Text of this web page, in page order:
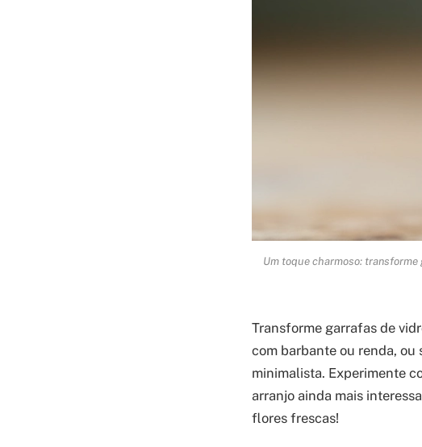
Um toque charmoso:
Transforme garrafas de
com barbante ou renda, ou
minimalista. Experimente
arranjo ainda mais
flores frescas!